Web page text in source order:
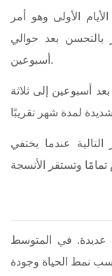
الأولى وهو أمر
بعد حوالي
أسبوعين.
أسبوعين إلى ثلاثة
التالية عندما يختفي
عديدة. في المتوسط
نمط الحياة وجودة